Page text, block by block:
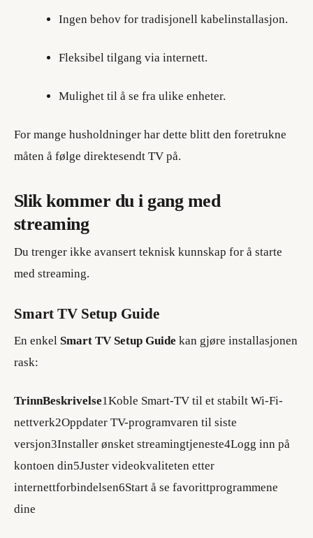
Ingen behov for tradisjonell kabelinstallasjon.
Fleksibel tilgang via internett.
Mulighet til å se fra ulike enheter.
For mange husholdninger har dette blitt den foretrukne
måten å følge direktesendt TV på.
Slik kommer du i gang med
streaming
Du trenger ikke avansert teknisk kunnskap for å starte
med streaming.
Smart TV Setup Guide
En enkel Smart TV Setup Guide kan gjøre installasjonen
rask:
TrinnBeskrivelse1Koble Smart-TV til et stabilt Wi-Fi-
nettverk2Oppdater TV-programvaren til siste
versjon3Installer ønsket streamingtjeneste4Logg inn på
kontoen din5Juster videokvaliteten etter
internettforbindelsen6Start å se favorittprogrammene
dine